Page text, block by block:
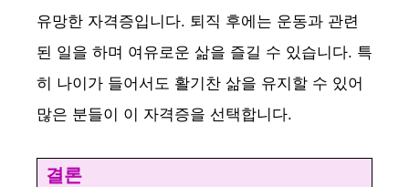
유망한 자격증입니다. 퇴직 후에는 운동과 관련
된 일을 하며 여유로운 삶을 즐길 수 있습니다. 특
히 나이가 들어서도 활기찬 삶을 유지할 수 있어
많은 분들이 이 자격증을 선택합니다.
결론